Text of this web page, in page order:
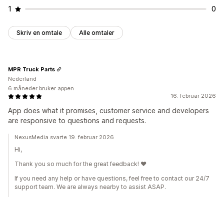
1
0
Skriv en omtale Alle omtaler
16. februar 2026
App does what it promises, customer service and developers
are responsive to questions and requests.
MPR Truck Parts
Nederland
6 måneder bruker appen
NexusMedia svarte 19. februar 2026
Hi,
Thank you so much for the great feedback! ♥️
If you need any help or have questions, feel free to contact our 24/7
support team. We are always nearby to assist ASAP.